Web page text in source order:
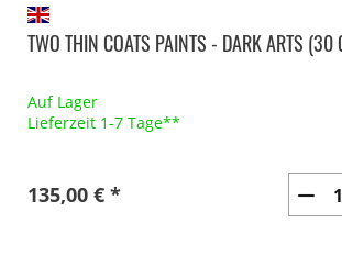
TWO THIN COATS PAINTS - DARK ARTS (30
Auf Lager
Lieferzeit 1-7 Tage**
135,00 € *